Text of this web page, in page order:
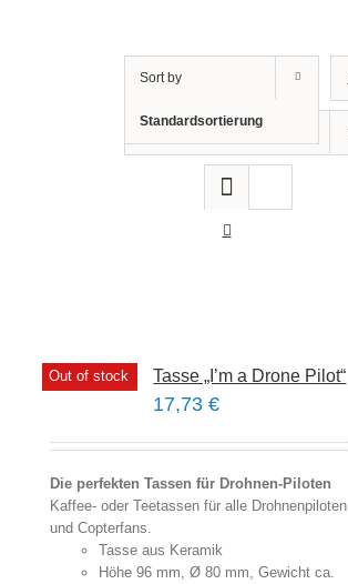
Sort by
Standardsortierung
Out of stock Tasse „I’m a Drone Pilot“
17,73€
Die perfekten Tassen für Drohnen-Piloten
Kaffee- oder Teetassen für alle Drohnenpiloten
und Copterfans.
Tasse aus Keramik
Höhe 96 mm, Ø 80 mm, Gewicht ca.